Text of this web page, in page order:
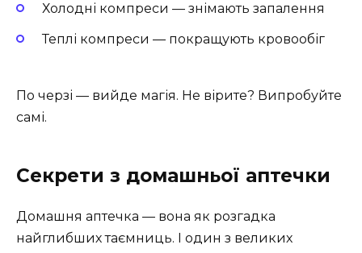
Холодні компреси — знімають запалення
Теплі компреси — покращують кровообіг
По черзі — вийде магія. Не вірите? Випробуйте
самі.
Секрети з домашньої аптечки
Домашня аптечка — вона як розгадка
найглибших таємниць. І один з великих